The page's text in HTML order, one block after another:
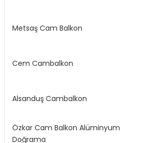
Metsaş Cam Balkon
Cem Cambalkon
Alsanduş Cambalkon
Özkar Cam Balkon Alüminyum
Doğrama